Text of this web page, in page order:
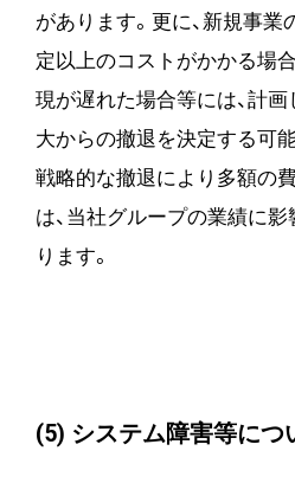
があります。更に、新規事
定以上のコストがかかる場
現が遅れた場合等には、計
大からの撤退を決定する可
戦略的な撤退により多額の
は、当社グループの業績に
ります。
(5) システム障害等につ